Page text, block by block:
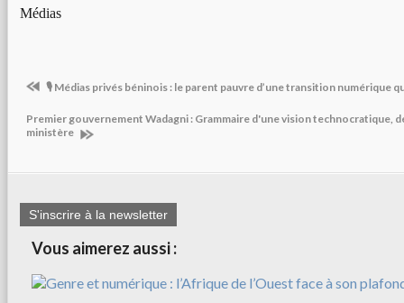
Médias
🎙️ Médias privés béninois : le parent pauvre d’une transition numérique
Premier gouvernement Wadagni : Grammaire d'une vision technocratique,
ministère
S'inscrire à la newsletter
Vous aimerez aussi :